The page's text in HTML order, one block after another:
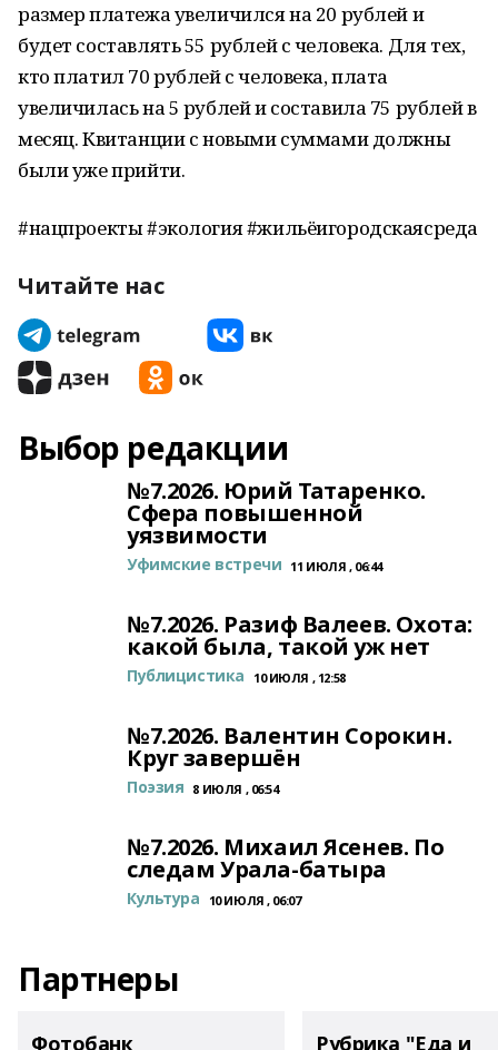
размер платежа увеличился на 20 рублей и
будет составлять 55 рублей с человека. Для тех,
кто платил 70 рублей с человека, плата
увеличилась на 5 рублей и составила 75 рублей в
месяц. Квитанции с новыми суммами должны
были уже прийти.
#нацпроекты #экология #жильёигородскаясреда
Читайте нас
Выбор редакции
№7.2026. Юрий Татаренко.
Сфера повышенной
уязвимости
Уфимские встречи 11 ИЮЛЯ , 06:44
№7.2026. Разиф Валеев. Охота:
какой была, такой уж нет
Публицистика 10 ИЮЛЯ , 12:58
№7.2026. Валентин Сорокин.
Круг завершён
Поэзия 8 ИЮЛЯ , 06:54
№7.2026. Михаил Ясенев. По
следам Урала-батыра
Культура 10 ИЮЛЯ , 06:07
Партнеры
Фотобанк Рубрика "Еда и